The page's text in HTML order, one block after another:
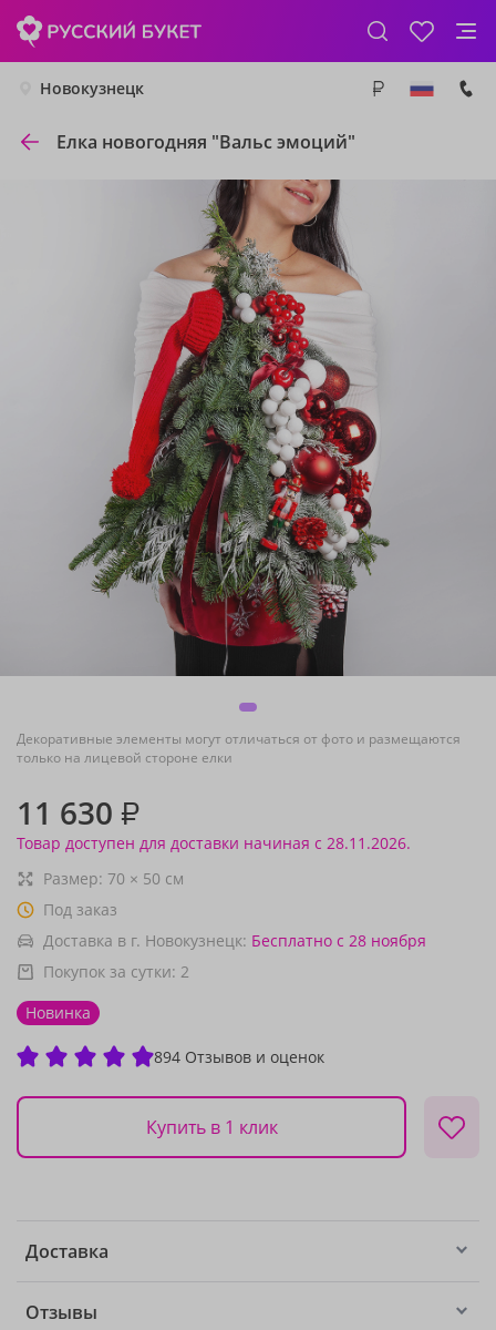
Новокузнецк
Елка новогодняя "Вальс эмоций"
Декоративные элементы могут отличаться от фото и размещаются
только на лицевой стороне елки
11 630 ₽
Товар доступен для доставки начиная с 28.11.2026.
Размер: 70 × 50 см
Под заказ
Доставка в г. Новокузнецк: Бесплатно с 28 ноября
Покупок за сутки: 2
Новинка
894 Отзывов и оценок
Купить в 1 клик
Доставка
Отзывы